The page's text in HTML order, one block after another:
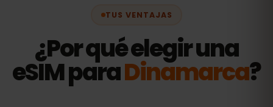
TUS VENTAJAS
¿Por qué elegir una
eSIM paraDinamarca?